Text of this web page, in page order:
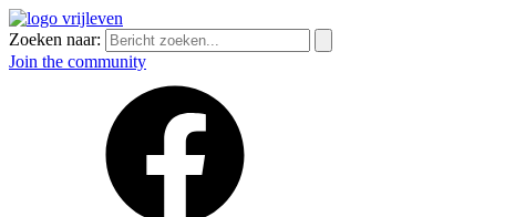
Zoeken naar:
Join the community